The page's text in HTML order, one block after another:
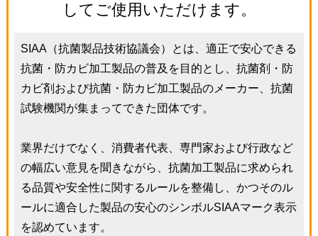
してご使用いただけます。
SIAA（抗菌製品技術協議会）とは、適正で安心できる
抗菌・防カビ加工製品の普及を目的とし、抗菌剤・防
カビ剤および抗菌・防カビ加工製品のメーカー、抗菌
試験機関が集まってできた団体です。
業界だけでなく、消費者代表、専門家および行政など
の幅広い意見を聞きながら、抗菌加工製品に求められ
る品質や安全性に関するルールを整備し、かつそのル
ールに適合した製品の安心のシンボルSIAAマーク表示
を認めています。